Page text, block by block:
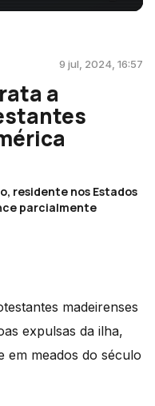
9 jul, 2024, 16:57
a
residente nos Estados
parcialmente
madeirenses
expulsas da ilha,
em meados do século